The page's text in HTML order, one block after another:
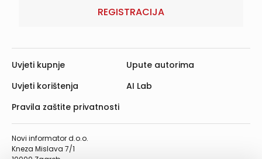
REGISTRACIJA
Novi informator d.o.o.
Kneza Mislava 7/1
Uvjeti kupnje
Uvjeti korištenja
Pravila zaštite privatnosti
Upute autorima
AI Lab